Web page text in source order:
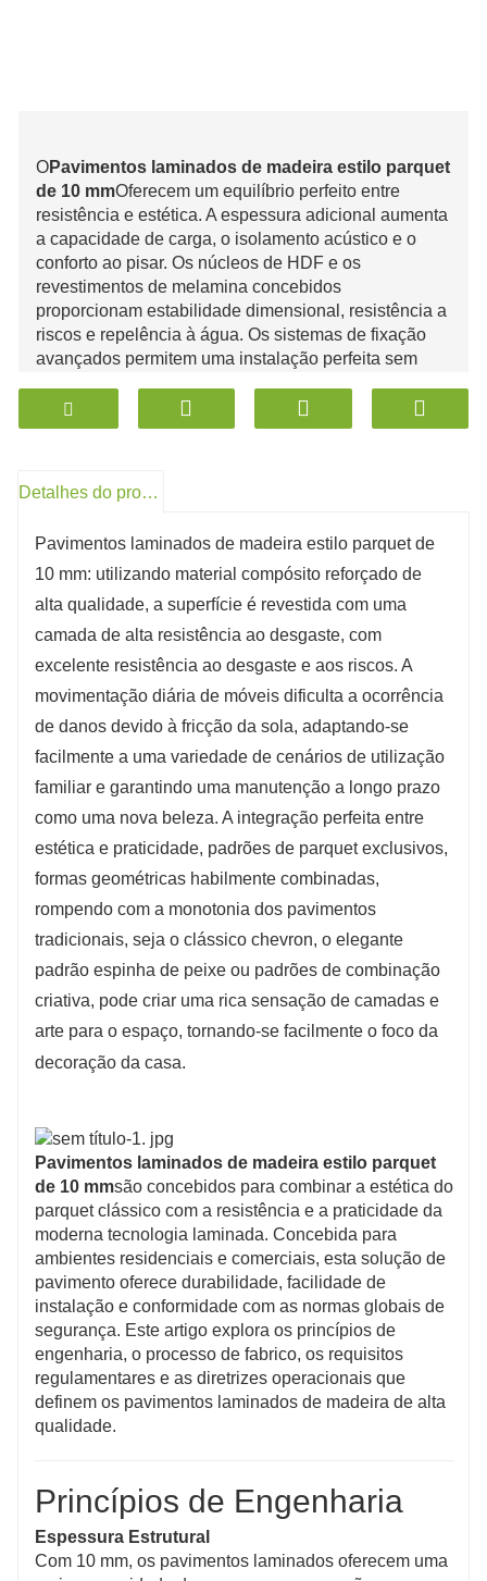
OPavimentos laminados de madeira estilo parquet
de 10 mmOferecem um equilíbrio perfeito entre
resistência e estética. A espessura adicional aumenta
a capacidade de carga, o isolamento acústico e o
conforto ao pisar. Os núcleos de HDF e os
revestimentos de melamina concebidos
proporcionam estabilidade dimensional, resistência a
riscos e repelência à água. Os sistemas de fixação
avançados permitem uma instalação perfeita sem
conformidade com as normas internacionais como a
EN 13329, ISO e CARB garante a segurança
madeira natural, oferecendo uma elegância
projetos residenciais e comerciais, este pavimento
representa uma solução durável, amiga do ambiente
e económica.
Detalhes do produto
Pavimentos laminados de madeira estilo parquet de
10 mm: utilizando material compósito reforçado de
alta qualidade, a superfície é revestida com uma
camada de alta resistência ao desgaste, com
excelente resistência ao desgaste e aos riscos. A
movimentação diária de móveis dificulta a ocorrência
de danos devido à fricção da sola, adaptando-se
facilmente a uma variedade de cenários de utilização
familiar e garantindo uma manutenção a longo prazo
como uma nova beleza. A integração perfeita entre
estética e praticidade, padrões de parquet exclusivos,
formas geométricas habilmente combinadas,
rompendo com a monotonia dos pavimentos
tradicionais, seja o clássico chevron, o elegante
padrão espinha de peixe ou padrões de combinação
criativa, pode criar uma rica sensação de camadas e
arte para o espaço, tornando-se facilmente o foco da
decoração da casa.
Pavimentos laminados de madeira estilo parquet
de 10 mmsão concebidos para combinar a estética do
parquet clássico com a resistência e a praticidade da
moderna tecnologia laminada. Concebida para
ambientes residenciais e comerciais, esta solução de
pavimento oferece durabilidade, facilidade de
instalação e conformidade com as normas globais de
segurança. Este artigo explora os princípios de
engenharia, o processo de fabrico, os requisitos
regulamentares e as diretrizes operacionais que
definem os pavimentos laminados de madeira de alta
qualidade.
Princípios de Engenharia
Espessura Estrutural
Com 10 mm, os pavimentos laminados oferecem uma